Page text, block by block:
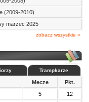
(2009-2010)
marzec 2025
zobacz wszystkie »
Trampkarze
Mecze
Pkt.
5
12